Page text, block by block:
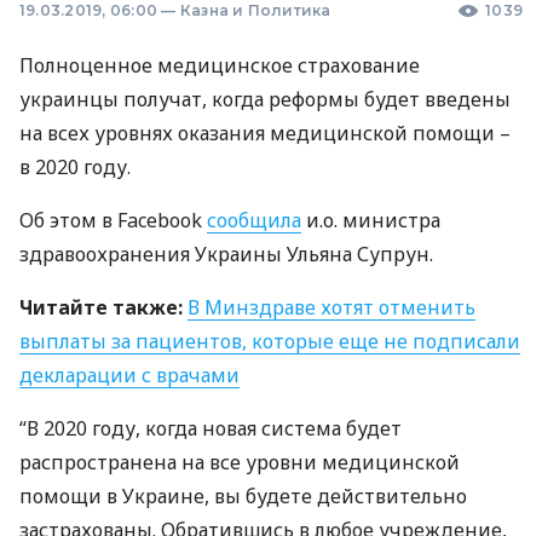
19.03.2019, 06:00 — Казна и Политика 1039
Полноценное медицинское страхование
украинцы получат, когда реформы будет введены
на всех уровнях оказания медицинской помощи –
в 2020 году.
Об этом в Facebookсообщила и.о. министра
здравоохранения Украины Ульяна Супрун.
Читайте также: В Минздраве хотят отменить
выплаты за пациентов, которые еще не подписали
декларации с врачами
“В 2020 году, когда новая система будет
распространена на все уровни медицинской
помощи в Украине, вы будете действительно
застрахованы. Обратившись в любое учреждение,